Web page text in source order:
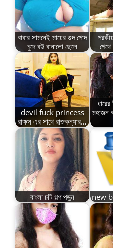
বাবার সামনেই মায়ের গুদ পোদ
চুদে বউ বানালো ছেলে
devil fuck princess
রাক্ষস এর সাথে রাজকন্যার…
ধারের
মহাজন
বাংলা চটি গল্প পড়ুন new